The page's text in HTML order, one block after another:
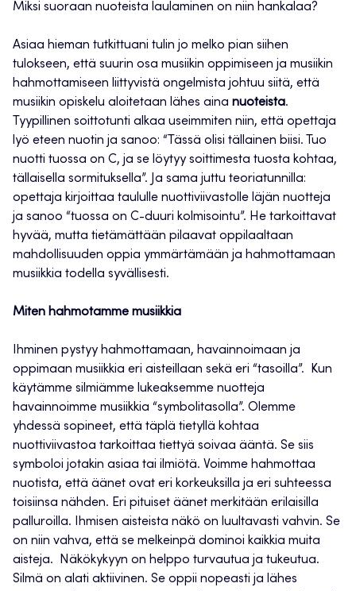
Miksi suoraan nuoteista laulaminen on niin hankalaa?
Asiaa hieman tutkittuani tulin jo melko pian siihen
tulokseen, että suurin osa musiikin oppimiseen ja musiikin
hahmottamiseen liittyvistä ongelmista johtuu siitä, että
musiikin opiskelu aloitetaan lähes aina nuoteista.
Tyypillinen soittotunti alkaa useimmiten niin, että opettaja
lyö eteen nuotin ja sanoo: “Tässä olisi tällainen biisi. Tuo
nuotti tuossa on C, ja se löytyy soittimesta tuosta kohtaa,
tällaisella sormituksella”. Ja sama juttu teoriatunnilla:
opettaja kirjoittaa taululle nuottiviivastolle läjän nuotteja
ja sanoo “tuossa on C-duuri kolmisointu”. He tarkoittavat
hyvää, mutta tietämättään pilaavat oppilaaltaan
mahdollisuuden oppia ymmärtämään ja hahmottamaan
musiikkia todella syvällisesti.
Miten hahmotamme musiikkia
Ihminen pystyy hahmottamaan, havainnoimaan ja
oppimaan musiikkia eri aisteillaan sekä eri “tasoilla”. Kun
käytämme silmiämme lukeaksemme nuotteja
havainnoimme musiikkia “symbolitasolla”. Olemme
yhdessä sopineet, että täplä tietyllä kohtaa
nuottiviivastoa tarkoittaa tiettyä soivaa ääntä. Se siis
symboloi jotakin asiaa tai ilmiötä. Voimme hahmottaa
nuotista, että äänet ovat eri korkeuksilla ja eri suhteessa
toisiinsa nähden. Eri pituiset äänet merkitään erilaisilla
palluroilla. Ihmisen aisteista näkö on luultavasti vahvin. Se
on niin vahva, että se melkeinpä dominoi kaikkia muita
aisteja. Näkökykyyn on helppo turvautua ja tukeutua.
Silmä on alati aktiivinen. Se oppii nopeasti ja lähes